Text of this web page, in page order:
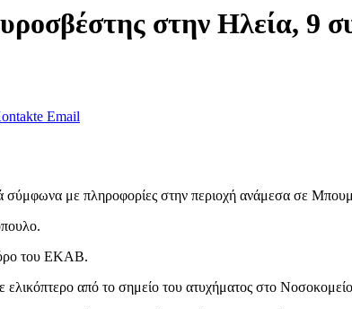
στην Ηλεία, 9
Email
με πληροφορίες στην περιοχή ανάμεσα σε
του ΕΚΑΒ.
από το σημείο του ατυχήματος στο